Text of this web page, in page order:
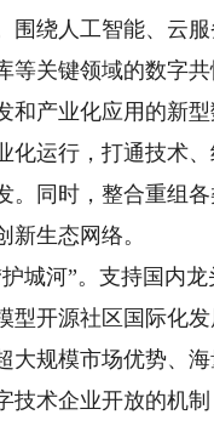
绕人工智能、云服
等关键领域的数字
产业化应用的新型
化运行，打通技术
。同时，整合重组
生态网络。
城河”。支持国内龙
型开源社区国际化发
大规模市场优势、
技术企业开放的机制